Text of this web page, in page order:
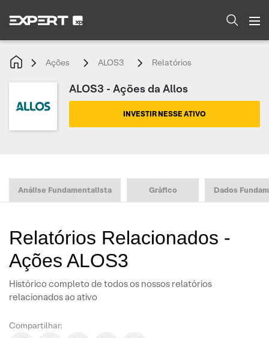
Ações ALOS3 Relatórios
ALOS3 - Ações da Allos
INVESTIR NESSE ATIVO
Análise Fundamentalista Gráfico Dados
Relatórios Relacionados -
Ações ALOS3
Histórico completo de todos os nossos relatórios
relacionados ao ativo
Compartilhar: